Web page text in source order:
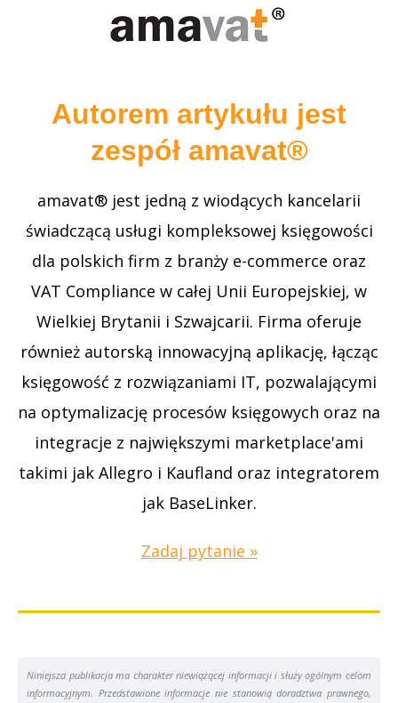
Autorem artykułu jest
zespół amavat®
amavat® jest jedną z wiodących kancelarii
świadczącą usługi kompleksowej księgowości
dla polskich firm z branży e-commerce oraz
VAT Compliance w całej Unii Europejskiej, w
Wielkiej Brytanii i Szwajcarii. Firma oferuje
również autorską innowacyjną aplikację, łącząc
księgowość z rozwiązaniami IT, pozwalającymi
na optymalizację procesów księgowych oraz na
integracje z największymi marketplace'ami
takimi jak Allegro i Kaufland oraz integratorem
jak BaseLinker.
Zadaj pytanie »
Niniejsza publikacja ma charakter niewiążącej informacji i służy ogólnym celom
informacyjnym. Przedstawione informacje nie stanowią doradztwa prawnego,